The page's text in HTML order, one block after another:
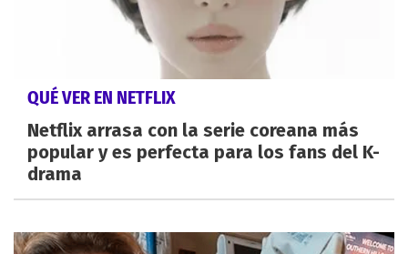
QUÉ VER EN NETFLIX
Netflix arrasa con la serie coreana más
popular y es perfecta para los fans del K-
drama